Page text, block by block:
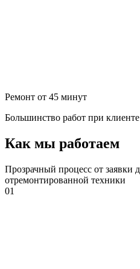
Ремонт от 45 минут
Большинство работ при клиенте
Как мы работаем
Прозрачный процесс от заявки
отремонтированной техники
01